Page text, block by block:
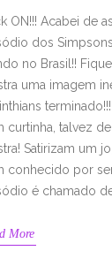
ON!!! Acabei de
dos
no Brasil!!
uma imagem
curtinha, talvez
Satirizam um
conhecido por
é chamado de
More